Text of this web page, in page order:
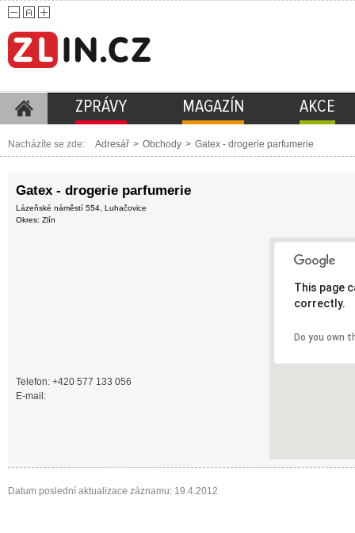
ZPRÁVY MAGAZÍN AKCE
Nacházíte se zde: Adresář > Obchody > Gatex - drogerie parfumerie
Gatex - drogerie parfumerie
Lázeňské náměstí 554, Luhačovice
Okres: Zlín
Telefon: +420 577 133 056
E-mail:
This page
correctly.
Do you own
Datum poslední aktualizace záznamu: 19.4.2012